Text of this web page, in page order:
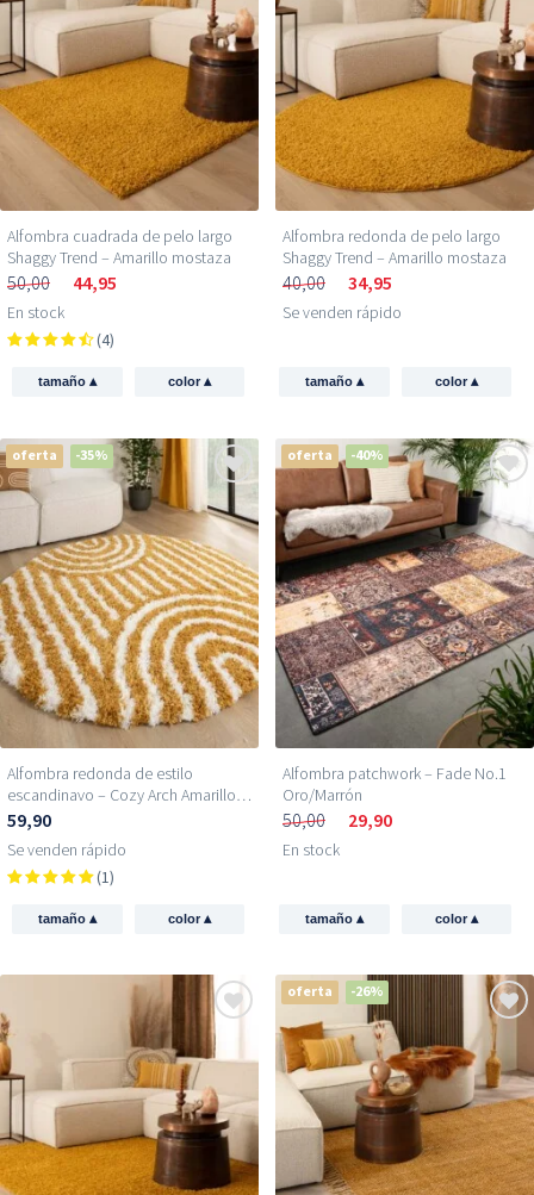
Alfombra cuadrada de pelo largo
Shaggy Trend – Amarillo mostaza
50,00 44,95
En stock
(4)
tamaño ▴ color▴
Alfombra redonda de pelo largo
Shaggy Trend – Amarillo mostaza
40,00 34,95
Se venden rápido
tamaño ▴ color▴
oferta -35%
Alfombra redonda de estilo
escandinavo – Cozy Arch Amarillo
Curry
59,90
Se venden rápido
(1)
tamaño ▴ color▴
oferta -40%
Alfombra patchwork – Fade No.1
Oro/Marrón
50,00 29,90
En stock
tamaño ▴ color▴
oferta -26%